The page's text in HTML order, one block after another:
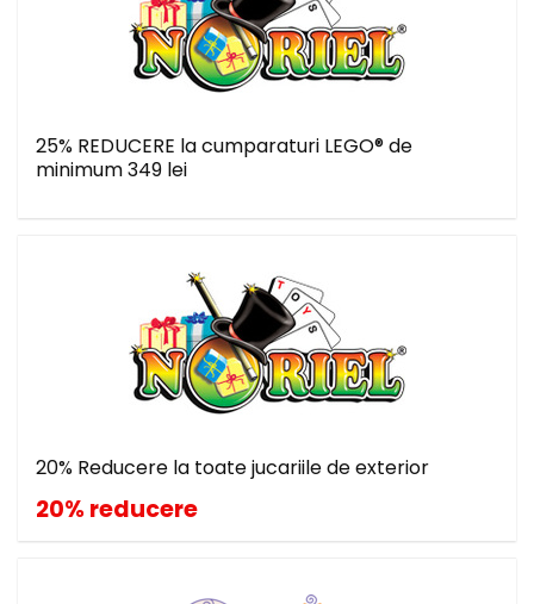
25% REDUCERE la cumparaturi LEGO® de
minimum 349 lei
20% Reducere la toate jucariile de exterior
20% reducere